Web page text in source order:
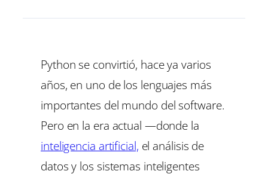
Python se convirtió, hace ya varios
años, en uno de los lenguajes más
importantes del mundo del software.
Pero en la era actual —donde la
inteligencia artificial, el análisis de
datos y los sistemas inteligentes